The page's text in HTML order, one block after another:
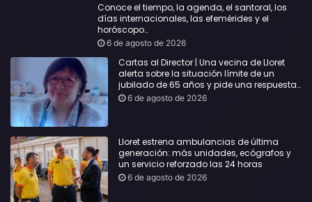
Conoce el tiempo, la agenda, el santoral, los
días internacionales, las efemérides y el
horóscopo…
6 de agosto de 2026
Cartas al Director | Una vecina de Lloret
alerta sobre la situación límite de un
jubilado de 65 años y pide una respuesta
urgente
6 de agosto de 2026
Lloret estrena ambulancias de última
generación: más unidades, ecógrafos y
un servicio reforzado las 24 horas
6 de agosto de 2026